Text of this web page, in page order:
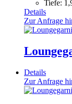
Tiefe:
Details
Zur Anfrage
Details
Zur Anfrage